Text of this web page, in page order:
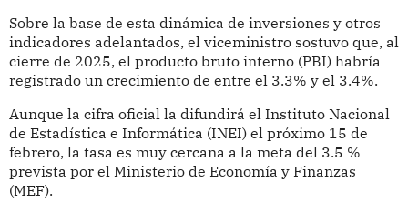
Sobre la base de esta dinámica de inversiones y otros
indicadores adelantados, el viceministro sostuvo que, al
cierre de 2025, el producto bruto interno (PBI) habría
registrado un crecimiento de entre el 3.3% y el 3.4%.
Aunque la cifra oficial la difundirá el Instituto Nacional
de Estadística e Informática (INEI) el próximo 15 de
febrero, la tasa es muy cercana a la meta del 3.5 %
prevista por el Ministerio de Economía y Finanzas
(MEF).